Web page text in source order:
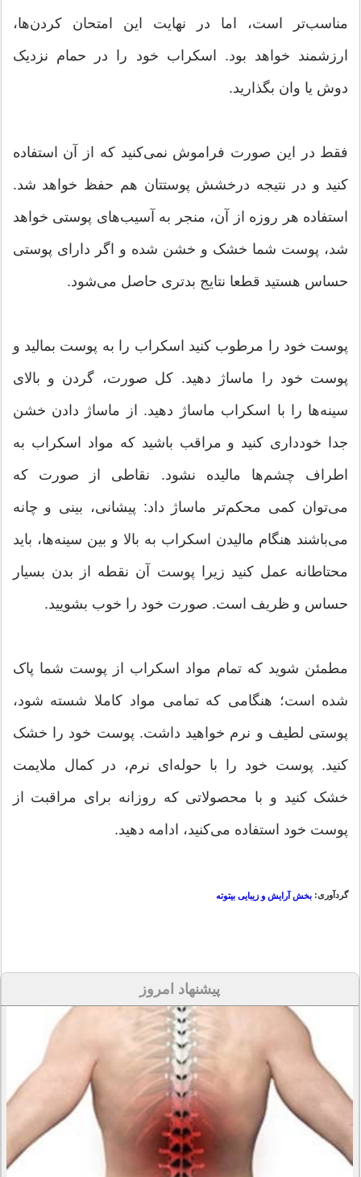
مناسب‌تر است، اما در نهایت این امتحان کردن‌ها،
ارزشمند خواهد بود. اسکراب خود را در حمام نزدیک
دوش یا وان بگذارید.
فقط در این صورت فراموش نمی‌کنید که از آن استفاده
کنید و در نتیجه درخشش پوستتان هم حفظ خواهد شد.
استفاده هر روزه از آن، منجر به آسیب‌های پوستی خواهد
شد، پوست شما خشک و خشن شده و اگر دارای پوستی
حساس هستید قطعا نتایج بدتری حاصل می‌شود.
پوست خود را مرطوب کنید اسکراب را به پوست بمالید و
پوست خود را ماساژ دهید. کل صورت، گردن و بالای
سینه‌ها را با اسکراب ماساژ دهید. از ماساژ دادن خشن
جدا خودداری کنید و مراقب باشید که مواد اسکراب به
اطراف چشم‌ها مالیده نشود. نقاطی از صورت که
می‌توان کمی محکم‌تر ماساژ داد: پیشانی، بینی و چانه
می‌باشند هنگام مالیدن اسکراب به بالا و بین سینه‌ها، باید
محتاطانه عمل کنید زیرا پوست آن نقطه از بدن بسیار
حساس و ظریف است. صورت خود را خوب بشویید.
مطمئن شوید که تمام مواد اسکراب از پوست شما پاک
شده است؛ هنگامی که تمامی مواد کاملا شسته شود،
پوستی لطیف و نرم خواهید داشت. پوست خود را خشک
کنید. پوست خود را با حوله‌ای نرم، در کمال ملایمت
خشک کنید و با محصولاتی که روزانه برای مراقبت از
پوست خود استفاده می‌کنید، ادامه دهید.
گردآوری: بخش آرایش و زیبایی بیتوته
پیشنهاد امروز